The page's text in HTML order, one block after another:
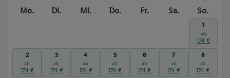
Mo. Di. Mi. Do. Fr. Sa. So.
1
ab
174 €
2
ab
174 €
3
ab
174 €
4
ab
174 €
5
ab
174 €
6
ab
174 €
7
ab
174 €
8
ab
174 €